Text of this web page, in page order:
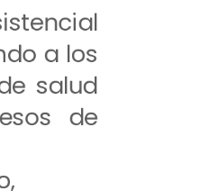
a los
salud
de